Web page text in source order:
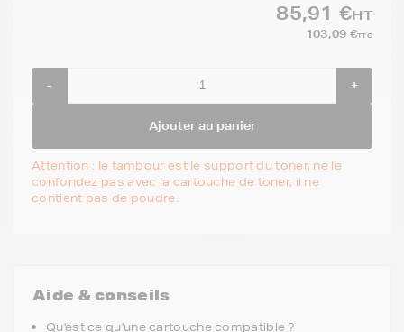
85,91 €HT
103,09 €TTC
- +
Ajouter au panier
Attention : le tambour est le support du toner, ne le
confondez pas avec la cartouche de toner, il ne
contient pas de poudre.
Aide & conseils
Qu'est ce qu'une cartouche compatible ?